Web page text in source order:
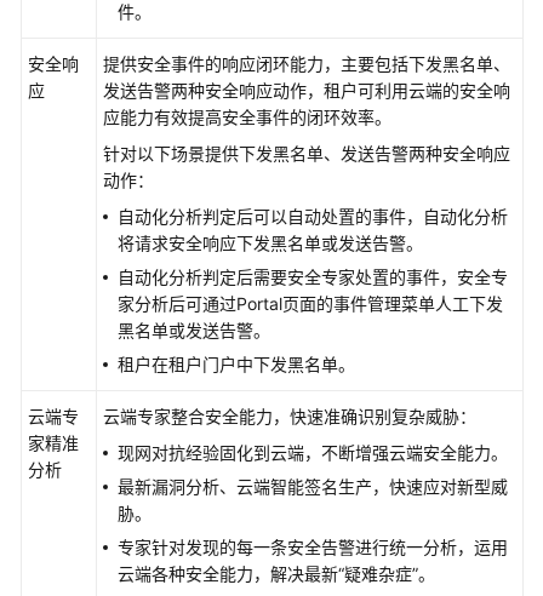
方
案
概
述
趋
势
和
挑
战
方
简
介
客
户
价
件。
安全响
应
提供安全事件的响应闭环能力，主要包括下发黑名单、
发送告警两种安全响应动作，租户可利用云端的安全响
应能力有效提高安全事件的闭环效率。
针对以下场景提供下发黑名单、发送告警两种安全响应
动作：
自动化分析判定后可以自动处置的事件，自动化分析
将请求安全响应下发黑名单或发送告警。
自动化分析判定后需要安全专家处置的事件，安全专
家分析后可通过Portal页面的事件管理菜单人工下发
黑名单或发送告警。
租户在租户门户中下发黑名单。
云端专
家精准
分析
云端专家整合安全能力，快速准确识别复杂威胁：
现网对抗经验固化到云端，不断增强云端安全能力。
最新漏洞分析、云端智能签名生产，快速应对新型威
胁。
专家针对发现的每一条安全告警进行统一分析，运用
云端各种安全能力，解决最新“疑难杂症”。